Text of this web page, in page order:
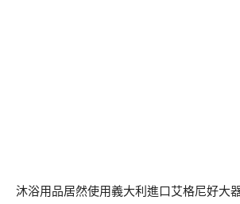
沐浴用品居然使用義大利進口艾格尼好大器